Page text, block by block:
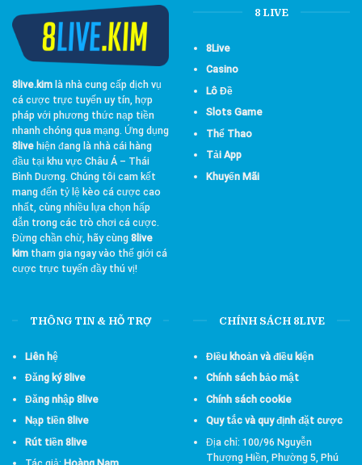
8live.kim là nhà cung cấp dịch vụ
cá cược trực tuyến uy tín, hợp
pháp với phương thức nạp tiền
nhanh chóng qua mạng. Ứng dụng
8live hiện đang là nhà cái hàng
đầu tại khu vực Châu Á – Thái
Bình Dương. Chúng tôi cam kết
mang đến tỷ lệ kèo cá cược cao
nhất, cùng nhiều lựa chọn hấp
dẫn trong các trò chơi cá cược.
Đừng chần chừ, hãy cùng 8live
kim tham gia ngay vào thế giới cá
cược trực tuyến đầy thú vị!
8 LIVE
8Live
Casino
Lô Đề
Slots Game
Thể Thao
Tải App
Khuyến Mãi
THÔNG TIN & HỖ TRỢ
Liên hệ
Đăng ký 8live
Đăng nhập 8live
Nạp tiền 8live
Rút tiền 8live
CHÍNH SÁCH 8LIVE
Điều khoản và điều kiện
Chính sách bảo mật
Chính sách cookie
Quy tắc và quy định đặt cược
Địa chỉ:100/96 Nguyễn
Thượng Hiền, Phường 5, Phú